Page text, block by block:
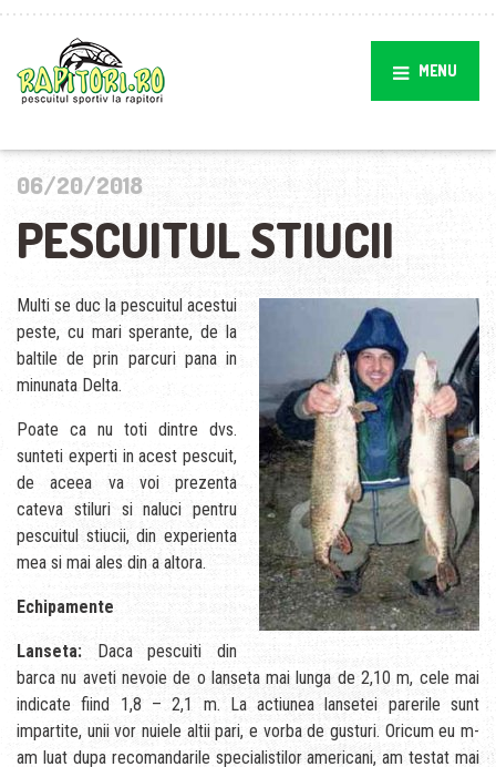
MENU
06/20/2018
PESCUITUL STIUCII
Multi se duc la pescuitul acestui
peste, cu mari sperante, de la
baltile de prin parcuri pana in
minunata Delta.
Poate ca nu toti dintre dvs.
sunteti experti in acest pescuit,
de aceea va voi prezenta
cateva stiluri si naluci pentru
pescuitul stiucii, din experienta
mea si mai ales din a altora.
Echipamente
Lanseta:
Daca pescuiti din
barca nu aveti nevoie de o lanseta mai lunga de 2,10 m, cele mai
indicate fiind 1,8 – 2,1 m. La actiunea lansetei parerile sunt
impartite, unii vor nuiele altii pari, e vorba de gusturi. Oricum eu m-
am luat dupa recomandarile specialistilor americani, am testat mai